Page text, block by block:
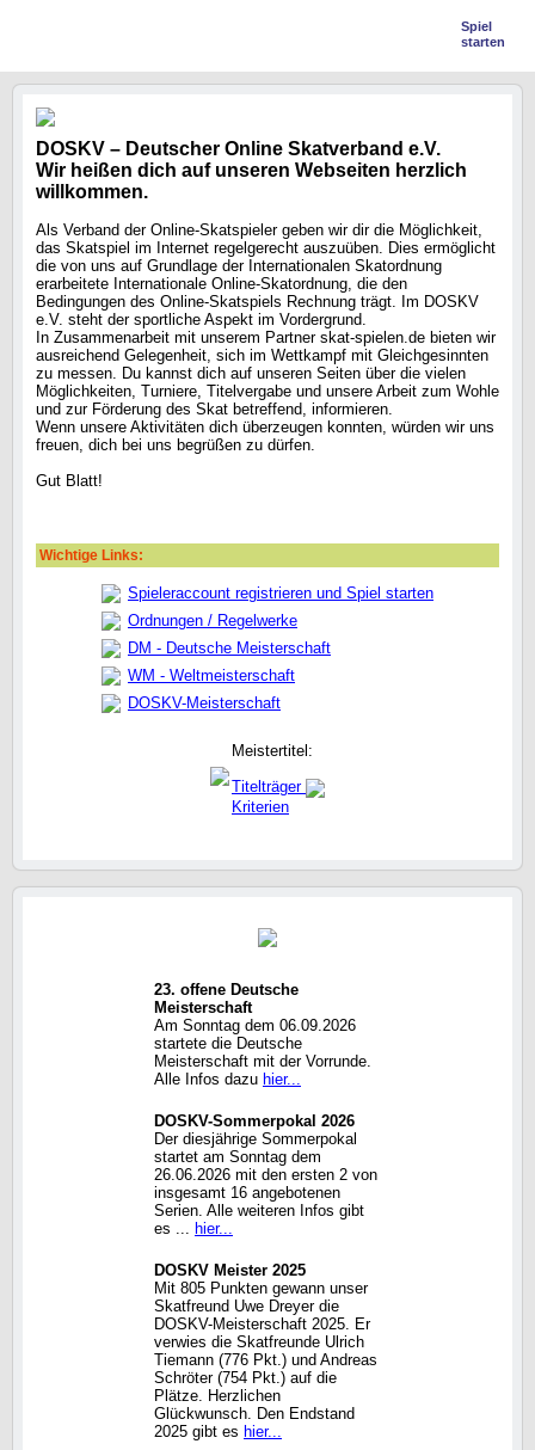
Spiel
starten
DOSKV – Deutscher Online Skatverband e.V.
Wir heißen dich auf unseren Webseiten herzlich
willkommen.
Als Verband der Online-Skatspieler geben wir dir die Möglichkeit,
das Skatspiel im Internet regelgerecht auszuüben. Dies ermöglicht
die von uns auf Grundlage der Internationalen Skatordnung
erarbeitete Internationale Online-Skatordnung, die den
Bedingungen des Online-Skatspiels Rechnung trägt. Im DOSKV
e.V. steht der sportliche Aspekt im Vordergrund.
In Zusammenarbeit mit unserem Partner skat-spielen.de bieten wir
ausreichend Gelegenheit, sich im Wettkampf mit Gleichgesinnten
zu messen. Du kannst dich auf unseren Seiten über die vielen
Möglichkeiten, Turniere, Titelvergabe und unsere Arbeit zum Wohle
und zur Förderung des Skat betreffend, informieren.
Wenn unsere Aktivitäten dich überzeugen konnten, würden wir uns
freuen, dich bei uns begrüßen zu dürfen.
Gut Blatt!
Wichtige Links:
Spieleraccount registrieren und Spiel starten
Ordnungen / Regelwerke
DM - Deutsche Meisterschaft
WM - Weltmeisterschaft
DOSKV-Meisterschaft
Meistertitel:
Titelträger
Kriterien
23. offene Deutsche
Meisterschaft
Am Sonntag dem 06.09.2026
startete die Deutsche
Meisterschaft mit der Vorrunde.
Alle Infos dazu hier...
DOSKV-Sommerpokal 2026
Der diesjährige Sommerpokal
startet am Sonntag dem
26.06.2026 mit den ersten 2 von
insgesamt 16 angebotenen
Serien. Alle weiteren Infos gibt
es ... hier...
DOSKV Meister 2025
Mit 805 Punkten gewann unser
Skatfreund Uwe Dreyer die
DOSKV-Meisterschaft 2025. Er
verwies die Skatfreunde Ulrich
Tiemann (776 Pkt.) und Andreas
Schröter (754 Pkt.) auf die
Plätze. Herzlichen
Glückwunsch. Den Endstand
2025 gibt es hier...